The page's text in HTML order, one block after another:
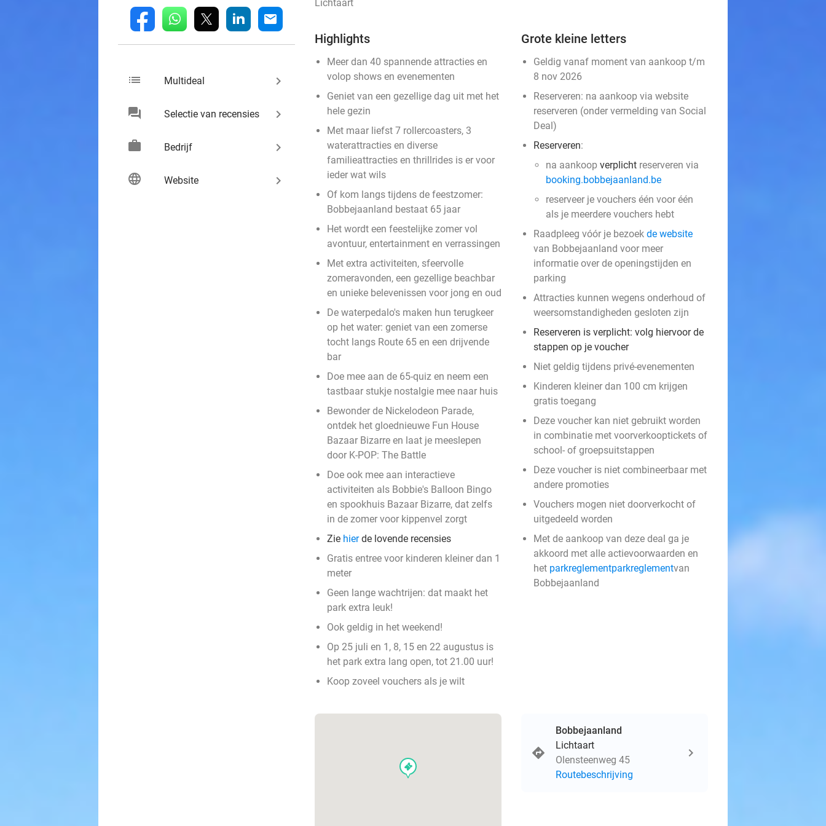
fb whatsapp linkedin mail
list Multideal keyboard_arrow_right
chat Selectie van recensies keyboard_arrow_right
work Bedrijf keyboard_arrow_right
language Website keyboard_arrow_right
Lichtaart
Highlights
Meer dan 40 spannende attracties en
volop shows en evenementen
Geniet van een gezellige dag uit met het
hele gezin
Met maar liefst 7 rollercoasters, 3
waterattracties en diverse
familieattracties en thrillrides is er voor
ieder wat wils
Of kom langs tijdens de feestzomer:
Bobbejaanland bestaat 65 jaar
Het wordt een feestelijke zomer vol
avontuur, entertainment en verrassingen
Met extra activiteiten, sfeervolle
zomeravonden, een gezellige beachbar
en unieke belevenissen voor jong en oud
De waterpedalo's maken hun terugkeer
op het water: geniet van een zomerse
tocht langs Route 65 en een drijvende
bar
Doe mee aan de 65-quiz en neem een
tastbaar stukje nostalgie mee naar huis
Bewonder de Nickelodeon Parade,
ontdek het gloednieuwe Fun House
Bazaar Bizarre en laat je meeslepen
door K-POP: The Battle
Doe ook mee aan interactieve
activiteiten als Bobbie's Balloon Bingo
en spookhuis Bazaar Bizarre, dat zelfs
in de zomer voor kippenvel zorgt
Zie hierde lovende recensies
Gratis entree voor kinderen kleiner dan 1
meter
Geen lange wachtrijen: dat maakt het
park extra leuk!
Ook geldig in het weekend!
Op 25 juli en 1, 8, 15 en 22 augustus is
het park extra lang open, tot 21.00 uur!
Koop zoveel vouchers als je wilt
Grote kleine letters
Geldig vanaf moment van aankoop t/m
8 nov 2026
Reserveren: na aankoop via website
reserveren (onder vermelding van Social
Deal)
Reserveren:
na aankoop verplicht reserveren via
booking.bobbejaanland.be
reserveer je vouchers één voor één
als je meerdere vouchers hebt
Raadpleeg vóór je bezoek de website
van Bobbejaanland voor meer
informatie over de openingstijden en
parking
Attracties kunnen wegens onderhoud of
weersomstandigheden gesloten zijn
Reserveren is verplicht: volg hiervoor de
stappen op je voucher
Niet geldig tijdens privé-evenementen
Kinderen kleiner dan 100 cm krijgen
gratis toegang
Deze voucher kan niet gebruikt worden
in combinatie met voorverkooptickets of
school- of groepsuitstappen
Deze voucher is niet combineerbaar met
andere promoties
Vouchers mogen niet doorverkocht of
uitgedeeld worden
Met de aankoop van deze deal ga je
akkoord met alle actievoorwaarden en
het parkreglementparkreglementvan
Bobbejaanland
events
Bobbejaanland
Lichtaart
Olensteenweg 45
Routebeschrijving